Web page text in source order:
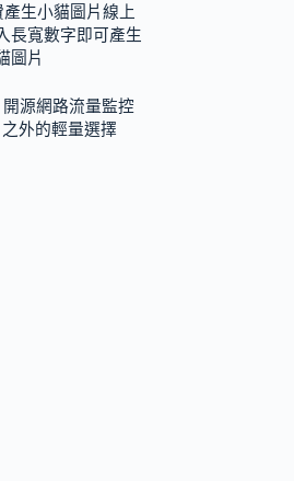
產生小貓圖片線上
長寬數字即可產生
圖片
源網路流量監控
外的輕量選擇